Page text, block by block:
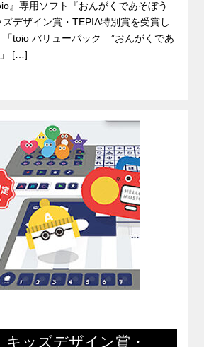
』専用ソフト『おんがくであそぼう
デザイン賞・TEPIA特別賞を受賞し
「toio バリューパック ”おんがくであ
」 […]
キッズデザイン賞・